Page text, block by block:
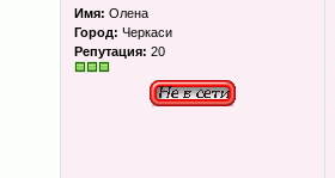
Имя: Олена
Город: Черкаси
Репутация: 20